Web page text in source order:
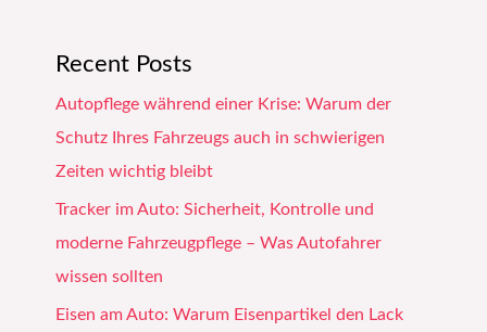
Recent Posts
Autopflege während einer Krise: Warum der
Schutz Ihres Fahrzeugs auch in schwierigen
Zeiten wichtig bleibt
Tracker im Auto: Sicherheit, Kontrolle und
moderne Fahrzeugpflege – Was Autofahrer
wissen sollten
Eisen am Auto: Warum Eisenpartikel den Lack